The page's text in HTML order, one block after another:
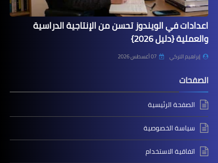
اعدادات في الويندوز تحسن من الإنتاجية الدراسية
والعملية {دليل 2026}
إبراهيم التركي 07 أغسطس 2026
الصفحات
الصفحة الرئيسية
سياسة الخصوصية
اتفاقية الاستخدام